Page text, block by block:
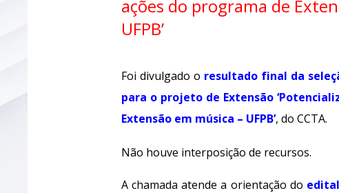
ações do programa de
UFPB’
Foi divulgado o resultado final da
para o projeto de Extensão
Extensão em música – UFPB’, do CCTA.
Não houve interposição de recursos.
A chamada atende a orientação do